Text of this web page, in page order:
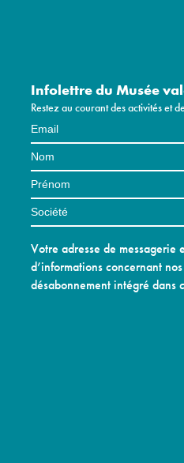
Infolettre du Musée
Restez au courant des activités et
Votre adresse de
d’informations concernant
désabonnement intégré dans